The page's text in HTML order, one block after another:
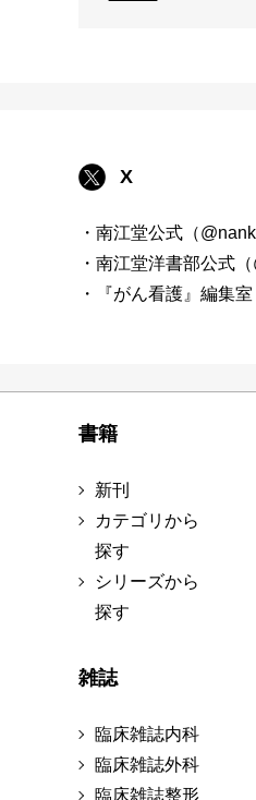
X
・南江堂公式（
・南江堂洋書部公式
・『がん看護』編集
書籍
新刊
カテゴリから
探す
シリーズから
探す
雑誌
臨床雑誌内科
臨床雑誌外科
臨床雑誌整形